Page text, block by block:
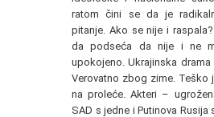
ratom čini se da je
pitanje. Ako se nije i
da podseća da nije i ne
upokojeno. Ukrajinska
Verovatno zbog zime. Teško
na proleće. Akteri –
SAD s jedne i Putinova Rusija